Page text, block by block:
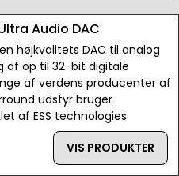
Audio DAC
højkvalitets DAC til analog
af op til 32-bit digitale
af verdens producenter af
udstyr bruger
af ESS technologies.
VIS PRODUKTER